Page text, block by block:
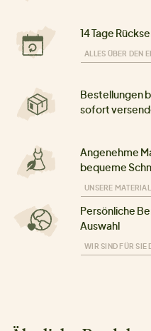
14 Tage
ALLES ÜBER DEN
Bestellungen
sofort
Angenehme
bequeme
UNSERE
Persönliche
Auswahl
WIR SIND FÜR SIE